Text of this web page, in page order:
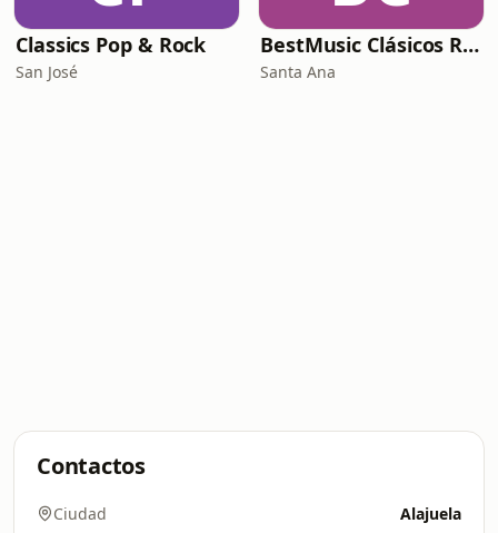
Classics Pop & Rock
San José
BestMusic Clásicos Radio
Santa Ana
Contactos
Ciudad Alajuela